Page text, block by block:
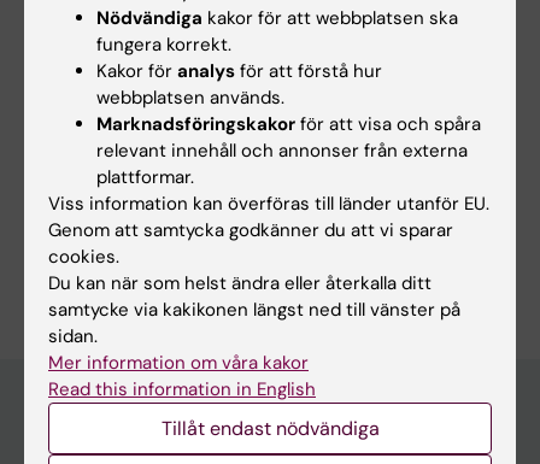
Uppdaterad av:
Webb Admin 2017-02-07
Dela
Upptäck KI
Nödvändiga kakor för att webbplatsen ska
fungera korrekt.
Kakor för analys för att förstå hur
webbplatsen används.
Marknadsföringskakor för att visa och spåra
relevant innehåll och annonser från externa
plattformar.
Viss information kan överföras till länder utanför EU.
Genom att samtycka godkänner du att vi sparar
cookies.
Du kan när som helst ändra eller återkalla ditt
samtycke via kakikonen längst ned till vänster på
sidan.
Mer information om våra kakor
Read this information in English
Tillåt endast nödvändiga